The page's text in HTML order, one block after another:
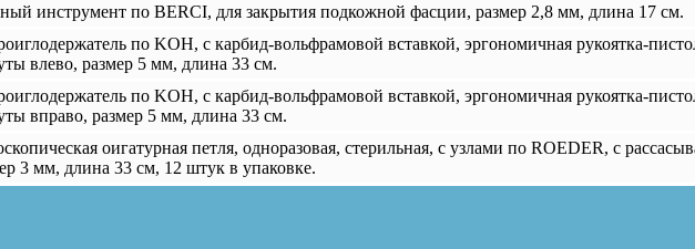
инструмент по BERCI, для закрытия подкожной фасции, размер 2,8 мм, длина 17 см.
по KOH, с карбид-вольфрамовой вставкой, эргономичная рукоятка-
влево, размер 5 мм, длина 33 см.
по KOH, с карбид-вольфрамовой вставкой, эргономичная рукоятка-
вправо, размер 5 мм, длина 33 см.
оигатурная петля, одноразовая, стерильная, с узлами по ROEDER, с
3 мм, длина 33 см, 12 штук в упаковке.